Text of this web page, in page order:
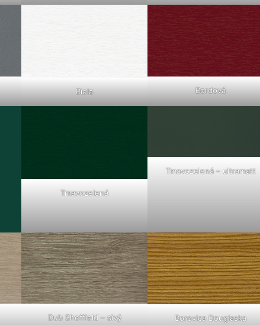
Biela Bordová
Tmavozelená
Tmavozelená – ultramatt
Dub Sheffield – sivý Borovica Douglaska